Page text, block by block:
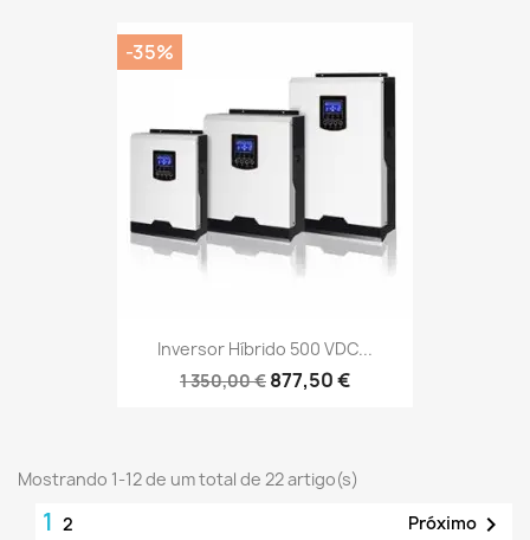
Inversor Híbrido 500 VDC...
1 350,00 € 877,50 €
-35%
Mostrando 1-12 de um total de 22 artigo(s)
1 2 Próximo 